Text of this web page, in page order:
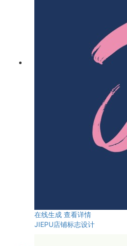
在线生成 查看详情
JIEPU店铺标志设计